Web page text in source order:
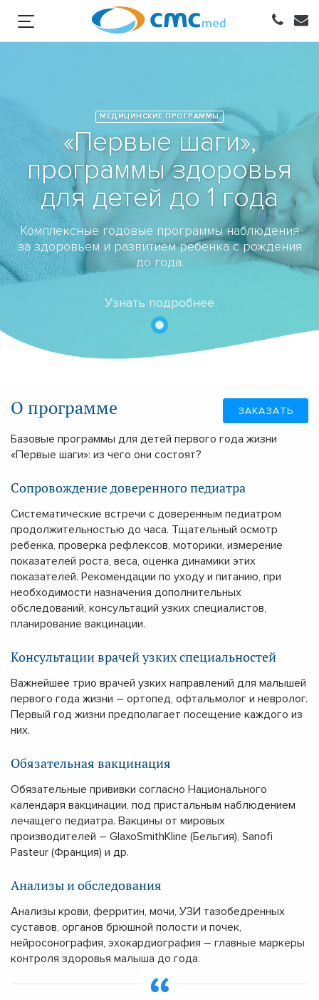
МЕДИЦИНСКИЕ ПРОГРАММЫ
«Первые шаги»,
программы здоровья
для детей до 1 года
Комплексные годовые программы наблюдения
за здоровьем и развитием ребенка с рождения
до года.
Узнать подробнее
О программе ЗАКАЗАТЬ
Базовые программы для детей первого года жизни
«Первые шаги»: из чего они состоят?
Сопровождение доверенного педиатра
Систематические встречи с доверенным педиатром
продолжительностью до часа. Тщательный осмотр
ребенка, проверка рефлексов, моторики, измерение
показателей роста, веса, оценка динамики этих
показателей. Рекомендации по уходу и питанию, при
необходимости назначения дополнительных
обследований, консультаций узких специалистов,
планирование вакцинации.
Консультации врачей узких специальностей
Важнейшее трио врачей узких направлений для малышей
первого года жизни – ортопед, офтальмолог и невролог.
Первый год жизни предполагает посещение каждого из
них.
Обязательная вакцинация
Обязательные прививки согласно Национального
календаря вакцинации, под пристальным наблюдением
лечащего педиатра. Вакцины от мировых
производителей – GlaxoSmithKline (Бельгия), Sanofi
Pasteur (Франция) и др.
Анализы и обследования
Анализы крови, ферритин, мочи, УЗИ тазобедренных
суставов, органов брюшной полости и почек,
нейросонография, эхокардиография – главные маркеры
контроля здоровья малыша до года.